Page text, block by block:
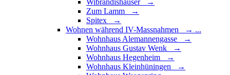
Wibrandishäuser →
Zum Lamm →
Spitex →
Wohnen während IV-Massnahmen
→ ...
Wohnhaus Alemannengasse →
Wohnhaus Gustav Wenk →
Wohnhaus Hegenheim →
Wohnhaus Kleinhüningen →